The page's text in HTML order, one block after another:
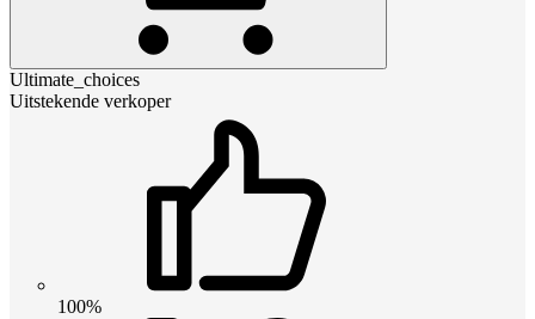
Ultimate_choices
Uitstekende verkoper
100%